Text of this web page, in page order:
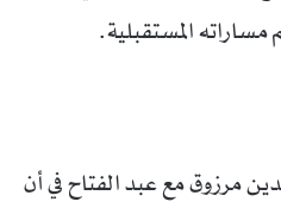
المستقبلية.
مرزوق مع عبد الفتاح في أن